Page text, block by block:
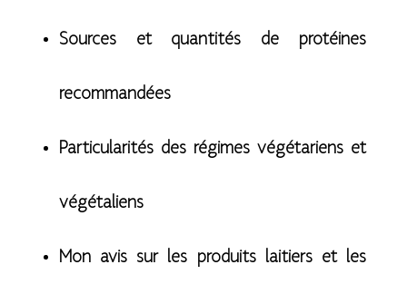
Sources et quantités de protéines
recommandées
Particularités des régimes végétariens et
végétaliens
Mon avis sur les produits laitiers et les